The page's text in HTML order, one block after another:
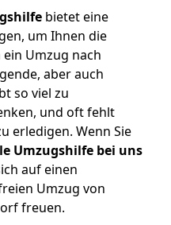
bietet eine
um Ihnen die
Umzug nach
aber auch
so viel zu
und oft fehlt
erledigen. Wenn Sie
Umzugshilfe bei uns
auf einen
Umzug von
freuen.